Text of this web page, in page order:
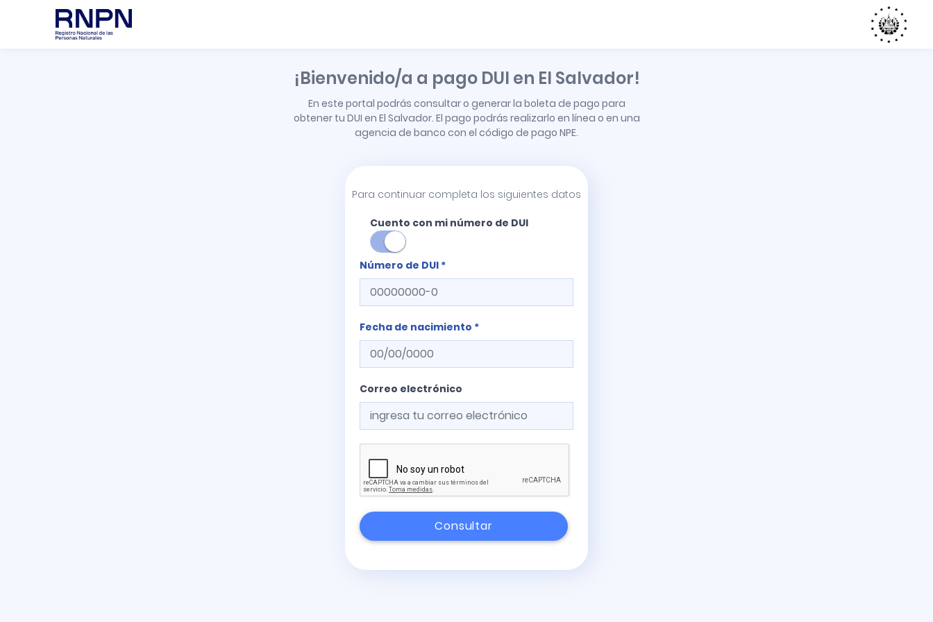
¡Bienvenido/a a pago DUI en El Salvador!
En este portal podrás consultar o generar la boleta de pago para
obtener tu DUI en El Salvador. El pago podrás realizarlo en línea o en una
agencia de banco con el código de pago NPE.
Para continuar completa los siguientes datos
Cuento con mi número de DUI
Número de DUI *
Fecha de nacimiento *
Correo electrónico